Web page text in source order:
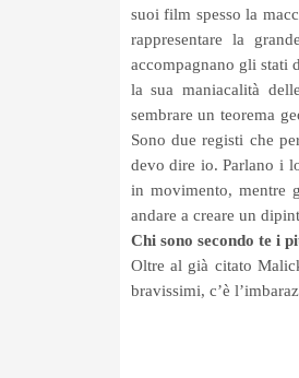
suoi film spesso la
rappresentare la
accompagnano gli stati
la sua maniacalità
sembrare un teorema
Sono due registi che
devo dire io. Parlano i
in movimento, mentre
andare a creare un
Chi sono secondo te i
Oltre al già citato
bravissimi, c’è